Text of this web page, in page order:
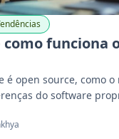
como funciona
é open source, como o
do software